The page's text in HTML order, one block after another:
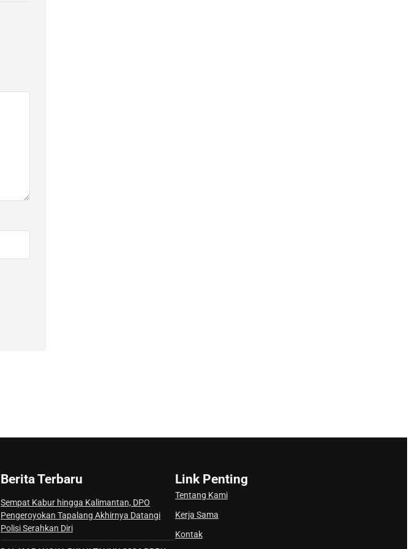
Berita Terbaru
Sempat Kabur hingga Kalimantan, DPO
Pengeroyokan Tapalang Akhirnya Datangi
Polisi Serahkan Diri
Link Penting
Tentang Kami
Kerja Sama
Kontak